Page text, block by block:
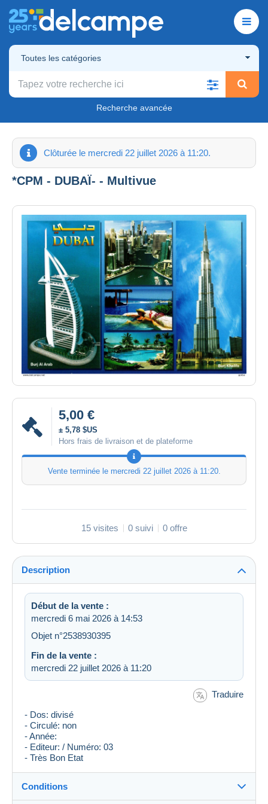
Toutes les catégories
Recherche avancée
Clôturée le mercredi 22 juillet 2026 à 11:20.
*CPM - DUBAÏ- - Multivue
5,00 €
± 5,78 $US
Hors frais de livraison et de plateforme
Vente terminée le mercredi 22 juillet 2026 à 11:20.
15 visites 0 suivi 0 offre
Description
Début de la vente :
mercredi 6 mai 2026 à 14:53
Objet n°2538930395
Fin de la vente :
mercredi 22 juillet 2026 à 11:20
Traduire
- Dos: divisé
- Circulé: non
- Année:
- Editeur: / Numéro: 03
- Très Bon Etat
Conditions